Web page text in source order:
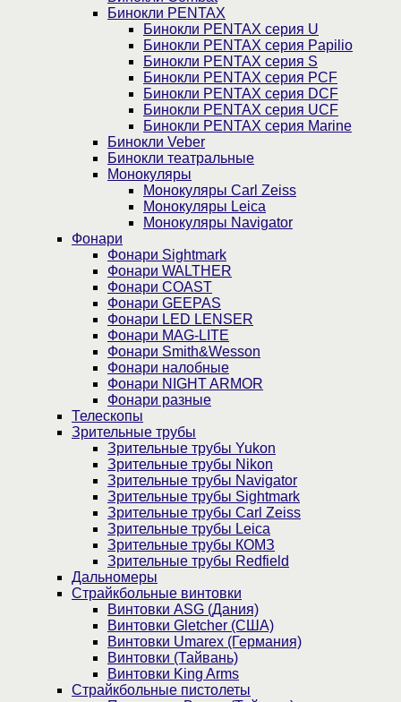
Бинокли PENTAX
Бинокли PENTAX серия U
Бинокли PENTAX серия Papilio
Бинокли PENTAX серия S
Бинокли PENTAX серия PCF
Бинокли PENTAX серия DCF
Бинокли PENTAX серия UCF
Бинокли PENTAX серия Marine
Бинокли Veber
Бинокли театральные
Монокуляры
Монокуляры Carl Zeiss
Монокуляры Leica
Монокуляры Navigator
Фонари
Фонари Sightmark
Фонари WALTHER
Фонари COAST
Фонари GEEPAS
Фонари LED LENSER
Фонари MAG-LITE
Фонари Smith&Wesson
Фонари налобные
Фонари NIGHT ARMOR
Фонари разные
Телескопы
Зрительные трубы
Зрительные трубы Yukon
Зрительные трубы Nikon
Зрительные трубы Navigator
Зрительные трубы Sightmark
Зрительные трубы Carl Zeiss
Зрительные трубы Leica
Зрительные трубы КОМЗ
Зрительные трубы Redfield
Дальномеры
Страйкбольные винтовки
Винтовки ASG (Дания)
Винтовки Gletcher (США)
Винтовки Umarex (Германия)
Винтовки (Тайвань)
Винтовки King Arms
Страйкбольные пистолеты